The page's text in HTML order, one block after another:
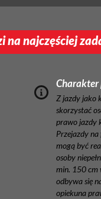
na najczęściej
Charakter
Z jazdy jako
skorzystać
prawo jazdy
Przejazdy
mogą być
osoby
min. 150 cm
odbywa się
opiekuna